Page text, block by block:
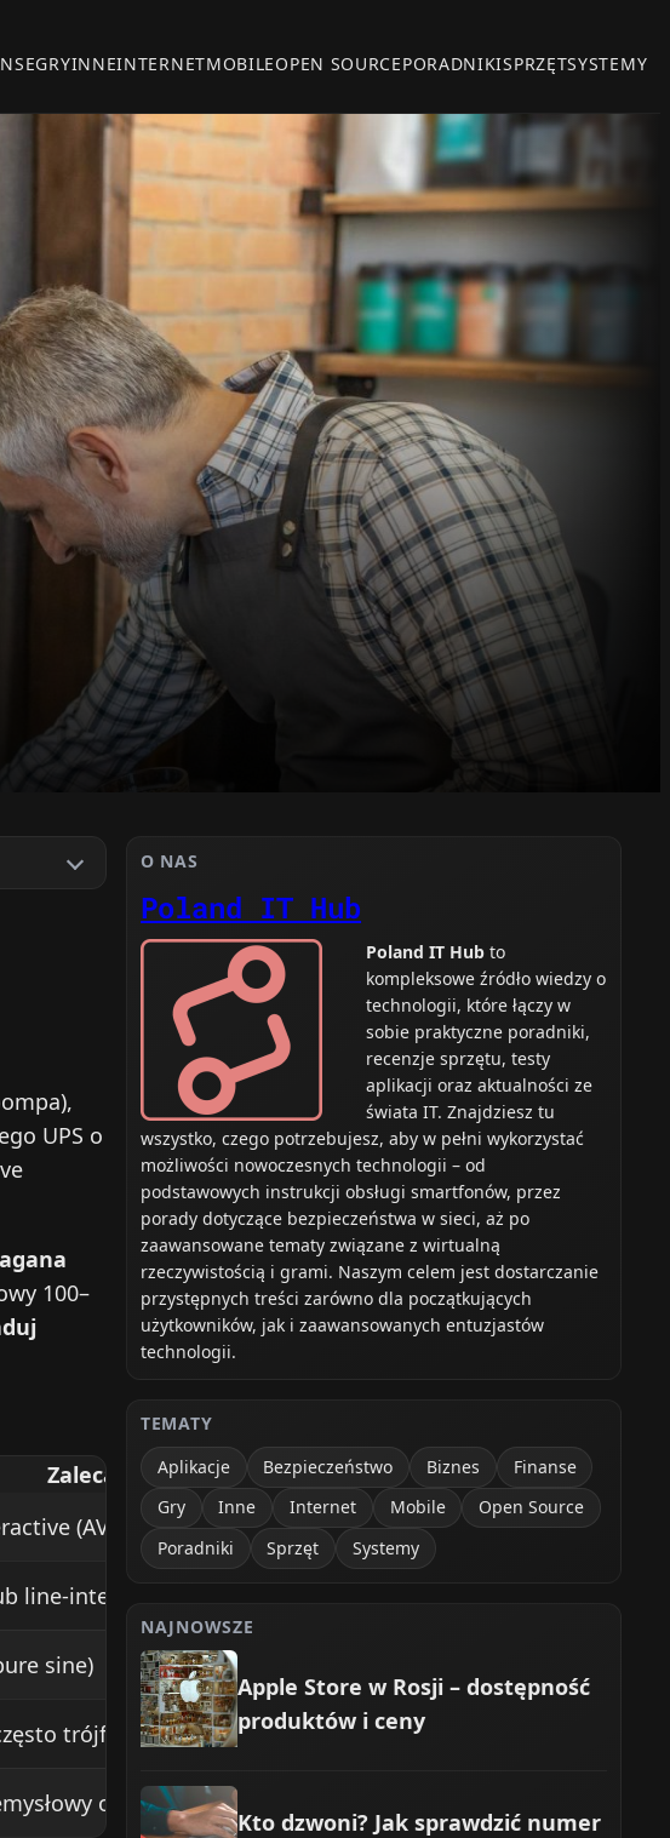
GRYINNEINTERNETMOBILEOPEN SOURCEPORADNIKISPRZĘTSYSTEMY
UPS o
100–
Zalecany typ UPS
Minimalna moc (VA/W)
(AVR) 700–1200 VA
line-interactive z czystą sinusoidą
sine)
trójfazowy) ≥10 kVA
online
O NAS
Poland IT Hub
Poland IT Hub to
kompleksowe źródło wiedzy o
technologii, które łączy w
sobie praktyczne poradniki,
recenzje sprzętu, testy
aplikacji oraz aktualności ze
świata IT. Znajdziesz tu
wszystko, czego potrzebujesz, aby w pełni wykorzystać
możliwości nowoczesnych technologii – od
podstawowych instrukcji obsługi smartfonów, przez
porady dotyczące bezpieczeństwa w sieci, aż po
zaawansowane tematy związane z wirtualną
rzeczywistością i grami. Naszym celem jest dostarczanie
przystępnych treści zarówno dla początkujących
użytkowników, jak i zaawansowanych entuzjastów
technologii.
TEMATY
Aplikacje
Bezpieczeństwo Biznes
Finanse
Gry
Inne Internet Mobile
Open Source
Poradniki
Sprzęt Systemy
NAJNOWSZE
Apple Store w Rosji – dostępność
produktów i ceny
Kto dzwoni? Jak sprawdzić numer